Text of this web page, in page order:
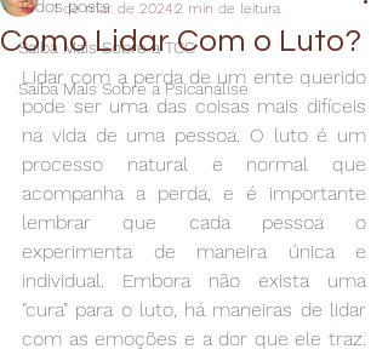
Todos posts
Saiba Mais Sobre a TCC
Saiba Mais Sobre a Psicanálise
Como Lidar Com o Luto?
1 de mar. de 20242 min de leitura
Lidar com a perda de um ente querido
pode ser uma das coisas mais difíceis
na vida de uma pessoa. O luto é um
processo natural e normal que
acompanha a perda, e é importante
lembrar que cada pessoa o
experimenta de maneira única e
individual. Embora não exista uma
"cura" para o luto, há maneiras de lidar
com as emoções e a dor que ele traz.